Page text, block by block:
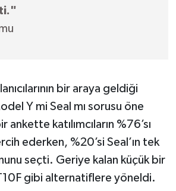
bir araya geldiği
Y mi Seal mı sorusu öne
ankette katılımcıların %76’sı
ederken, %20’si Seal’ın tek
seçti. Geriye kalan küçük bir
gibi alternatiflere yöneldi.